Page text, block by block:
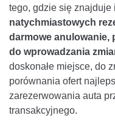
tego, gdzie się znajduje
natychmiastowych
darmowe anulowanie,
do wprowadzania
doskonałe miejsce, do
porównania ofert
zarezerwowania auta
transakcyjnego.